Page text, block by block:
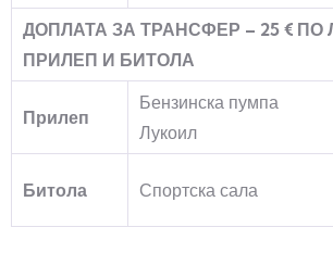
ДОПЛАТА ЗА ТРАНСФЕР – 25 € ПО
ПРИЛЕП И БИТОЛА
Прилеп
Бензинска пумпа
Лукоил
Битола Спортска сала